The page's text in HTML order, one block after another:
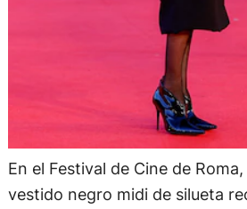
En el Festival de Cine de
vestido negro midi de silueta